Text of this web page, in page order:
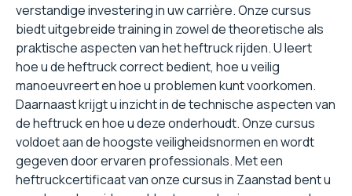
verstandige investering in uw carrière. Onze cursus
biedt uitgebreide training in zowel de theoretische als
praktische aspecten van het heftruck rijden. U leert
hoe u de heftruck correct bedient, hoe u veilig
manoeuvreert en hoe u problemen kunt voorkomen.
Daarnaast krijgt u inzicht in de technische aspecten van
de heftruck en hoe u deze onderhoudt. Onze cursus
voldoet aan de hoogste veiligheidsnormen en wordt
gegeven door ervaren professionals. Met een
heftruckcertificaat van onze cursus in Zaanstad bent u